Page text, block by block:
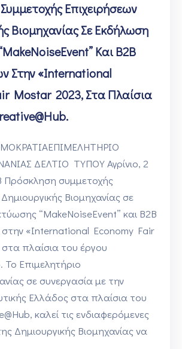
Επιχειρήσεων
Βιομηχανίας Σε Εκδήλωση
Και Β2Β
Στην «International
Mostar 2023, Στα Πλαίσια
ΔΕΛΤΙΟ ΤΥΠΟΥ Αγρίνιο, 2
Πρόσκληση συμμετοχής
Βιομηχανίας σε
“MakeNoiseEvent” και Β2Β
«International Economy Fair
πλαίσια του έργου
Το Επιμελητήριο
σε συνεργασία με την
Ελλάδος στα πλαίσια του
καλεί τις ενδιαφερόμενες
Δημιουργικής Βιομηχανίας να